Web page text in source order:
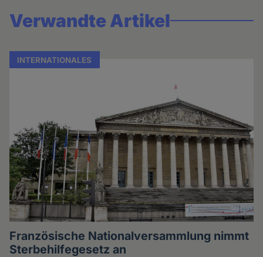
Verwandte Artikel
INTERNATIONALES
Französische Nationalversammlung nimmt
Sterbehilfegesetz an